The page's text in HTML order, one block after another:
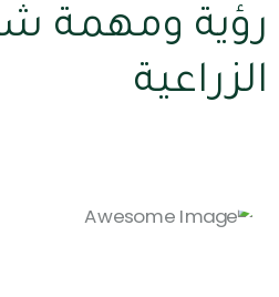
رؤية ومهمة
الزراعية